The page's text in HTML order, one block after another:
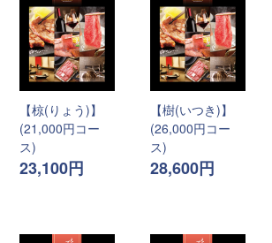
【椋(りょう)】
(21,000円コー
ス)
23,100円
【樹(いつき)】
(26,000円コー
ス)
28,600円